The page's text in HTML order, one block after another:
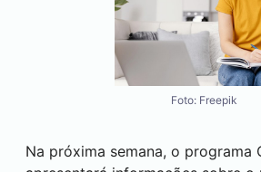
Foto: Freepik
Na próxima semana, o programa